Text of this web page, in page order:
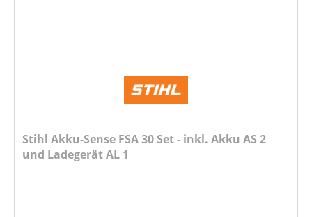
Stihl Akku-Sense FSA 30 Set - inkl. Akku AS 2
und Ladegerät AL 1